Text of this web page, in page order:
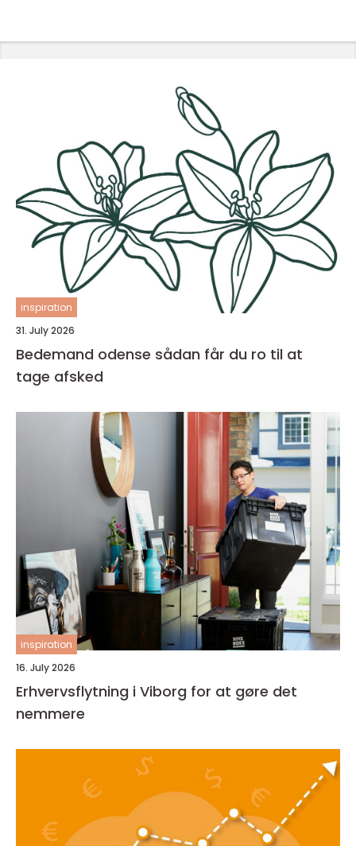
inspiration
31. July 2026
Bedemand odense sådan får du ro til at
tage afsked
inspiration
16. July 2026
Erhvervsflytning i Viborg for at gøre det
nemmere